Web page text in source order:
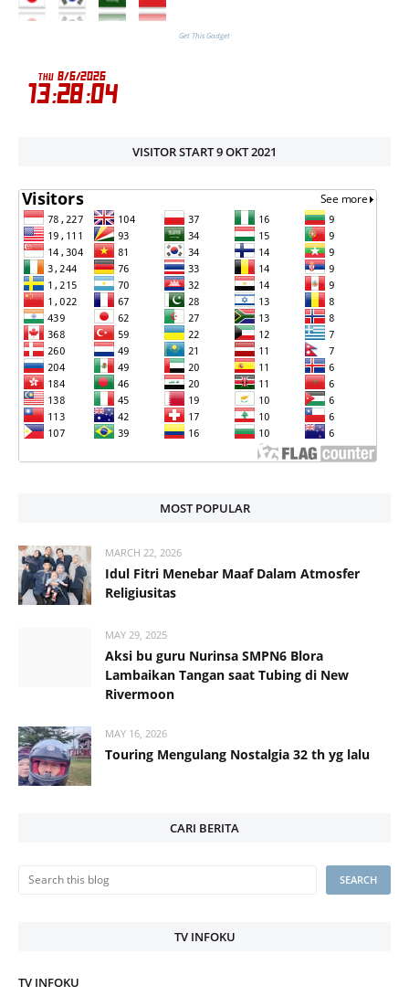
Get This Gadget
VISITOR START 9 OKT 2021
MOST POPULAR
MARCH 22, 2026
Idul Fitri Menebar Maaf Dalam Atmosfer
Religiusitas
MAY 29, 2025
Aksi bu guru Nurinsa SMPN6 Blora
Lambaikan Tangan saat Tubing di New
Rivermoon
MAY 16, 2026
Touring Mengulang Nostalgia 32 th yg lalu
CARI BERITA
TV INFOKU
TV INFOKU